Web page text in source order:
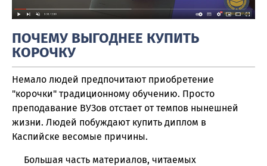
ПОЧЕМУ ВЫГОДНЕЕ КУПИТЬ
КОРОЧКУ
Немало людей предпочитают приобретение
"корочки" традиционному обучению. Просто
преподавание ВУЗов отстает от темпов нынешней
жизни. Людей побуждают купить диплом в
Каспийске весомые причины.
Большая часть материалов, читаемых